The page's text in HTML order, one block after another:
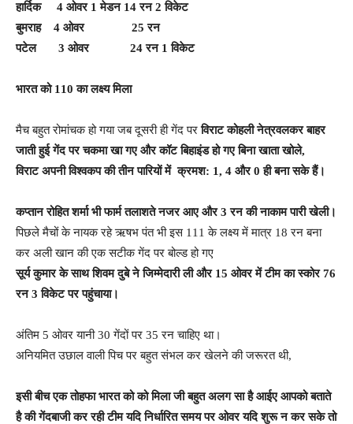
हार्दिक 4 ओवर 1 मेडन 14 रन 2 विकेट
बुमराह 4 ओवर 25 रन
पटेल 3 ओवर 24 रन 1 विकेट
भारत को 110 का लक्ष्य मिला
मैच बहुत रोमांचक हो गया जब दूसरी ही गेंद परविराट कोहली नेत्रवलकर बाहर
जाती हुई गेंद पर चकमा खा गए और कॉट बिहाइंड हो गए बिना खाता खोले,
विराट अपनी विश्वकप की तीन पारियों में क्रमश: 1, 4 और 0 ही बना सके हैं।
कप्तान रोहित शर्मा भी फार्म तलाशते नजर आए और 3 रन की नाकाम पारी खेली।
पिछले मैचों के नायक रहे ऋषभ पंत भी इस 111 के लक्ष्य में मात्र 18 रन बना
कर अली खान की एक सटीक गेंद पर बोल्ड हो गए
सूर्य कुमार के साथ शिवम दुबे ने जिम्मेदारी ली और 15 ओवर में टीम का स्कोर 76
रन 3 विकेट पर पहुंचाया।
अंतिम 5 ओवर यानी 30 गेंदों पर 35 रन चाहिए था।
अनियमित उछाल वाली पिच पर बहुत संभल कर खेलने की जरूरत थी,
इसी बीच एक तोहफा भारत को को मिला जी बहुत अलग सा है आईए आपको बताते
है की गेंदबाजी कर रही टीम यदि निर्धारित समय पर ओवर यदि शुरू न कर सके तो